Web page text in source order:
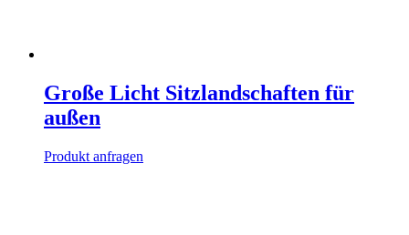
Große Licht Sitzlandschaften für
außen
Produkt anfragen